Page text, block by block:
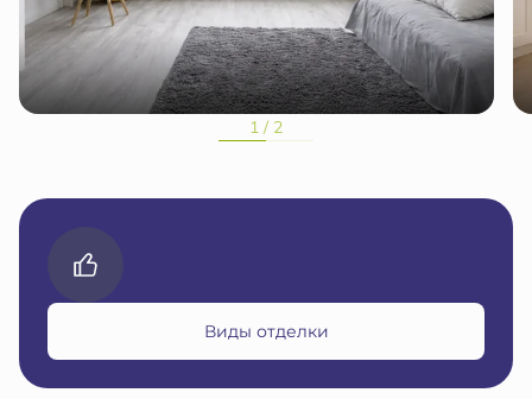
1 / 2
Виды отделки